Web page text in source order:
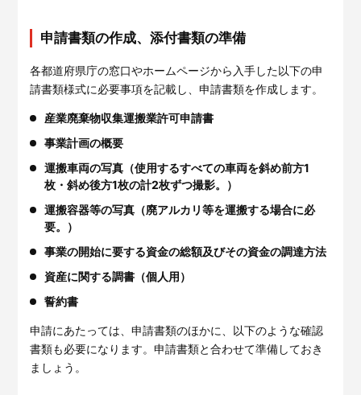
申請書類の作成、添付書類の準備
各都道府県庁の窓口やホームページから入手した以下の申
請書類様式に必要事項を記載し、申請書類を作成します。
産業廃棄物収集運搬業許可申請書
事業計画の概要
運搬車両の写真（使用するすべての車両を斜め前方1
枚・斜め後方1枚の計2枚ずつ撮影。）
運搬容器等の写真（廃アルカリ等を運搬する場合に必
要。）
事業の開始に要する資金の総額及びその資金の調達方法
資産に関する調書（個人用）
誓約書
申請にあたっては、申請書類のほかに、以下のような確認
書類も必要になります。申請書類と合わせて準備しておき
ましょう。